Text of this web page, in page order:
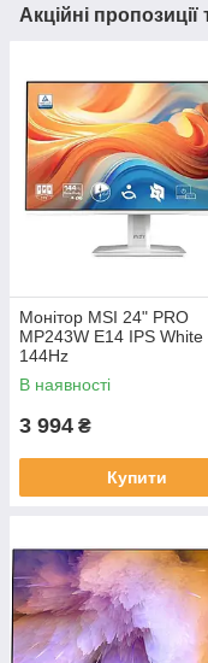
Акційні
Монітор MSI 24" PRO
MP243W E14 IPS White
144Hz
В наявності
3 994 ₴
Купити